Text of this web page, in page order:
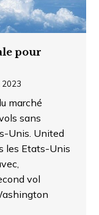
pour
2023
marché
sans
Unis. United
les Etats-Unis
vol